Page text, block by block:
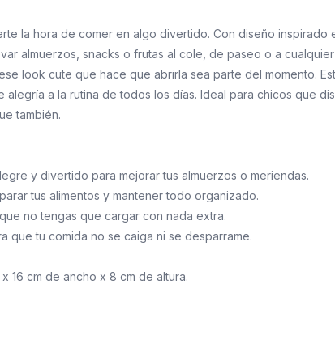
la hora de comer en algo divertido. Con diseño inspirado
almuerzos, snacks o frutas al cole, de paseo o a
look cute que hace que abrirla sea parte del momento.
a la rutina de todos los días. Ideal para chicos que
también.
y divertido para mejorar tus almuerzos o meriendas.
tus alimentos y mantener todo organizado.
no tengas que cargar con nada extra.
que tu comida no se caiga ni se desparrame.
16 cm de ancho x 8 cm de altura.